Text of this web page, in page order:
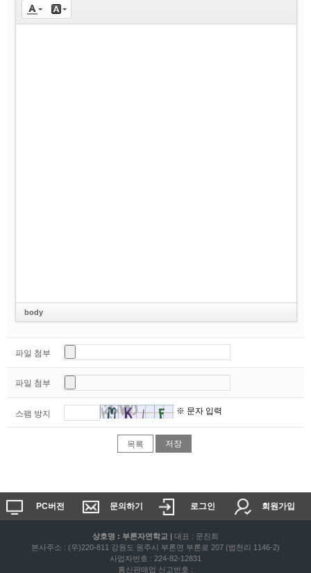
body
파일 첨부
파일 첨부
스팸 방지 ※ 문자 입력
목록
PC버전 문의하기 로그인 회원가입
상호명 : 부론자연학교
대표 : 문진희
본사주소 : (우)220-811 강원도 원주시 부론면 부론로 207 (법천리 1146-2)
사업자번호 : 224-82-12831
통신판매업 신고번호 :